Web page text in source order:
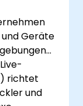
Geräte
richtet
und